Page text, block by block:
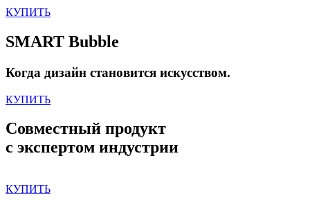
КУПИТЬ
SMART Bubble
Когда дизайн становится искусством.
КУПИТЬ
Совместный продукт
с экспертом индустрии
КУПИТЬ